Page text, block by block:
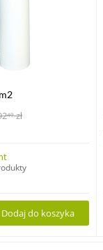
40 zł
Dodaj do koszyka